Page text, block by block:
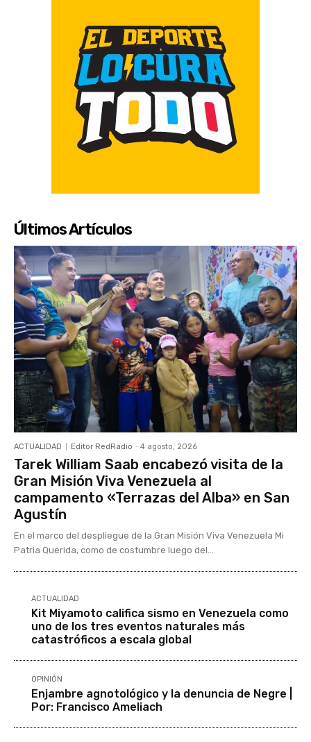
Últimos Artículos
ACTUALIDAD Editor RedRadio - 4 agosto, 2026
Tarek William Saab encabezó visita de la
Gran Misión Viva Venezuela al
campamento «Terrazas del Alba» en San
Agustín
En el marco del despliegue de la Gran Misión Viva Venezuela Mi
Patria Querida, como de costumbre luego del...
ACTUALIDAD
Kit Miyamoto califica sismo en Venezuela como
uno de los tres eventos naturales más
catastróficos a escala global
OPINIÓN
Enjambre agnotológico y la denuncia de Negre |
Por: Francisco Ameliach